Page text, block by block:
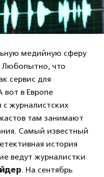
медийную сферу
Любопытно, что
сервис для
вот в Европе
с журналистских
там занимают
Самый известный
история
ведут журналистки
. На сентябрь